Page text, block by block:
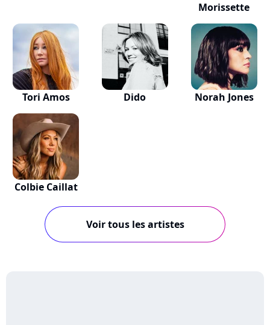
Morissette
Tori Amos Dido Norah Jones
Colbie Caillat
Voir tous les artistes